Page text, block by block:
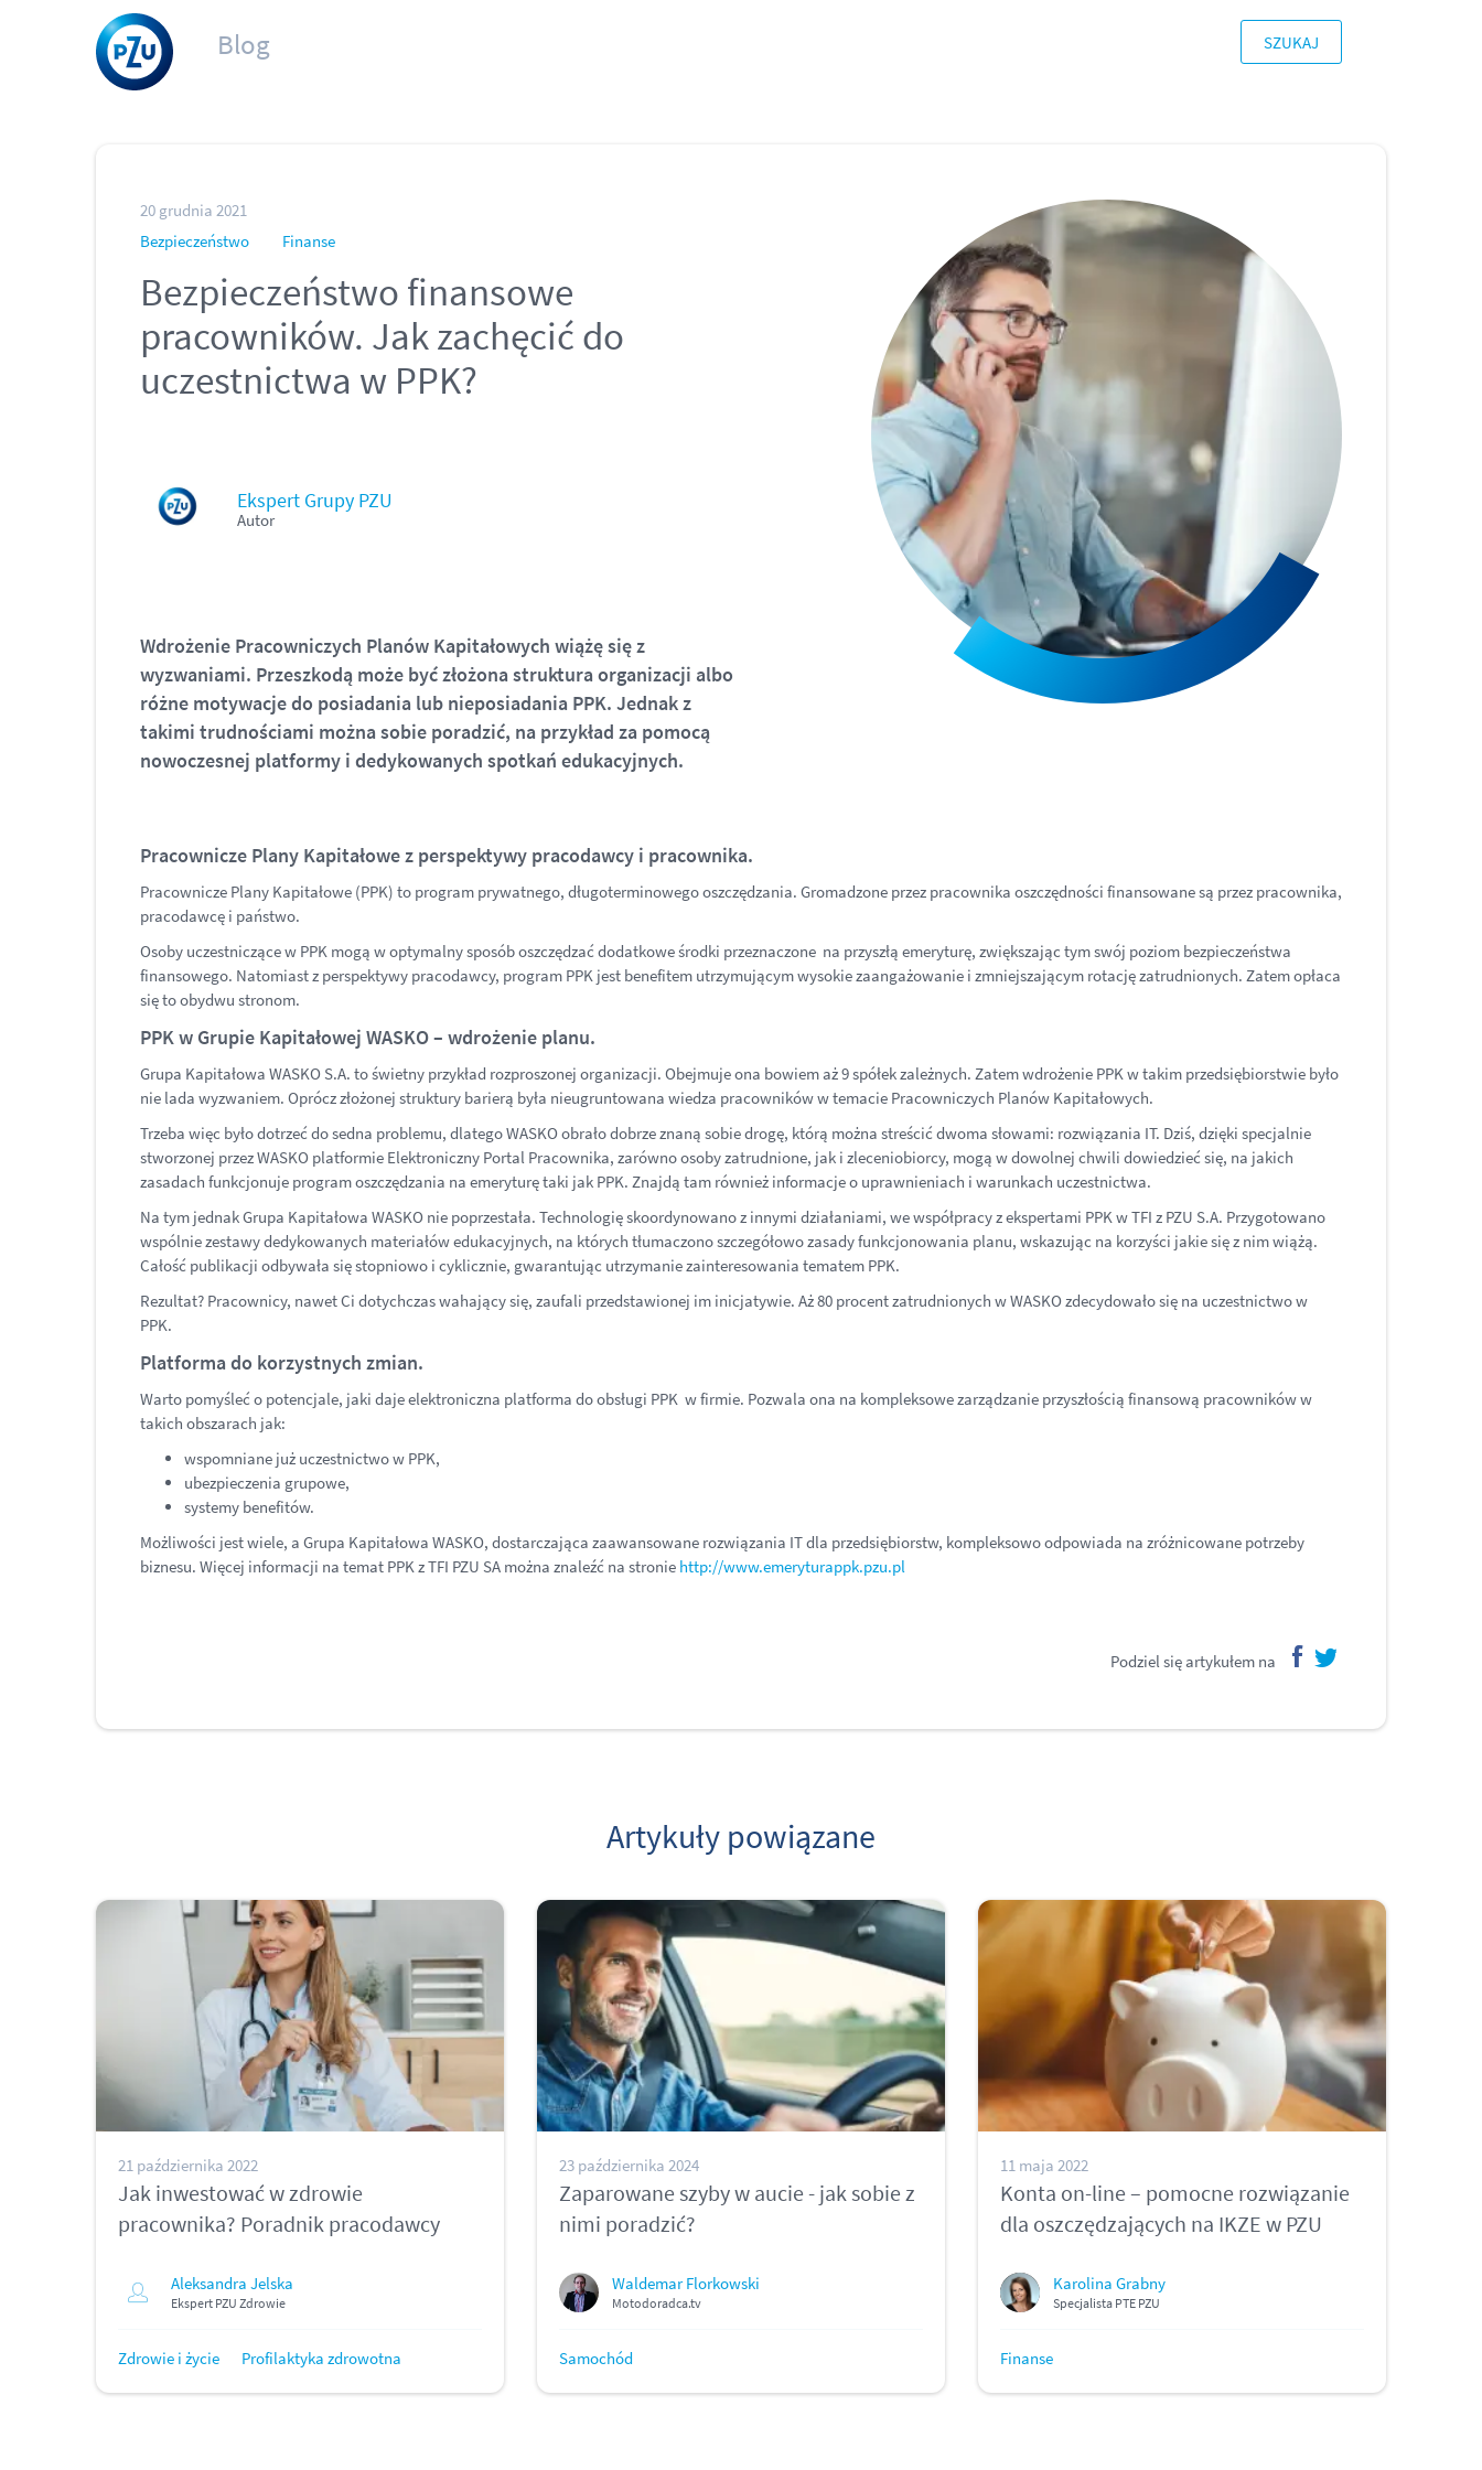
Blog SZUKAJ
20 grudnia 2021
Bezpieczeństwo
Finanse
Bezpieczeństwo finansowe
pracowników. Jak zachęcić do
uczestnictwa w PPK?
Ekspert Grupy PZU
Autor
Wdrożenie Pracowniczych Planów Kapitałowych wiążę się z
wyzwaniami. Przeszkodą może być złożona struktura organizacji albo
różne motywacje do posiadania lub nieposiadania PPK. Jednak z
takimi trudnościami można sobie poradzić, na przykład za pomocą
nowoczesnej platformy i dedykowanych spotkań edukacyjnych.
Pracownicze Plany Kapitałowe z perspektywy pracodawcy i pracownika.
Pracownicze Plany Kapitałowe (PPK) to program prywatnego, długoterminowego oszczędzania. Gromadzone przez pracownika oszczędności finansowane są przez pracownika,
pracodawcę i państwo.
Osoby uczestniczące w PPK mogą w optymalny sposób oszczędzać dodatkowe środki przeznaczone na przyszłą emeryturę, zwiększając tym swój poziom bezpieczeństwa
finansowego. Natomiast z perspektywy pracodawcy, program PPK jest benefitem utrzymującym wysokie zaangażowanie i zmniejszającym rotację zatrudnionych. Zatem opłaca
się to obydwu stronom.
PPK w Grupie Kapitałowej WASKO – wdrożenie planu.
Grupa Kapitałowa WASKO S.A. to świetny przykład rozproszonej organizacji. Obejmuje ona bowiem aż 9 spółek zależnych. Zatem wdrożenie PPK w takim przedsiębiorstwie było
nie lada wyzwaniem. Oprócz złożonej struktury barierą była nieugruntowana wiedza pracowników w temacie Pracowniczych Planów Kapitałowych.
Trzeba więc było dotrzeć do sedna problemu, dlatego WASKO obrało dobrze znaną sobie drogę, którą można streścić dwoma słowami: rozwiązania IT. Dziś, dzięki specjalnie
stworzonej przez WASKO platformie Elektroniczny Portal Pracownika, zarówno osoby zatrudnione, jak i zleceniobiorcy, mogą w dowolnej chwili dowiedzieć się, na jakich
zasadach funkcjonuje program oszczędzania na emeryturę taki jak PPK. Znajdą tam również informacje o uprawnieniach i warunkach uczestnictwa.
Na tym jednak Grupa Kapitałowa WASKO nie poprzestała. Technologię skoordynowano z innymi działaniami, we współpracy z ekspertami PPK w TFI z PZU S.A. Przygotowano
wspólnie zestawy dedykowanych materiałów edukacyjnych, na których tłumaczono szczegółowo zasady funkcjonowania planu, wskazując na korzyści jakie się z nim wiążą.
Całość publikacji odbywała się stopniowo i cyklicznie, gwarantując utrzymanie zainteresowania tematem PPK.
Rezultat? Pracownicy, nawet Ci dotychczas wahający się, zaufali przedstawionej im inicjatywie. Aż 80 procent zatrudnionych w WASKO zdecydowało się na uczestnictwo w
PPK.
Platforma do korzystnych zmian.
Warto pomyśleć o potencjale, jaki daje elektroniczna platforma do obsługi PPK w firmie. Pozwala ona na kompleksowe zarządzanie przyszłością finansową pracowników w
takich obszarach jak:
wspomniane już uczestnictwo w PPK,
ubezpieczenia grupowe,
systemy benefitów.
Możliwości jest wiele, a Grupa Kapitałowa WASKO, dostarczająca zaawansowane rozwiązania IT dla przedsiębiorstw, kompleksowo odpowiada na zróżnicowane potrzeby
biznesu. Więcej informacji na temat PPK z TFI PZU SA można znaleźć na stronie http://www.emeryturappk.pzu.pl
Podziel się artykułem na
Artykuły powiązane
21 października 2022
Jak inwestować w zdrowie
pracownika? Poradnik pracodawcy
Aleksandra Jelska
Ekspert PZU Zdrowie
Zdrowie i życie Profilaktyka zdrowotna
23 października 2024
Zaparowane szyby w aucie - jak sobie z
nimi poradzić?
Waldemar Florkowski
Motodoradca.tv
Samochód
11 maja 2022
Konta on-line – pomocne rozwiązanie
dla oszczędzających na IKZE w PZU
Karolina Grabny
Specjalista PTE PZU
Finanse